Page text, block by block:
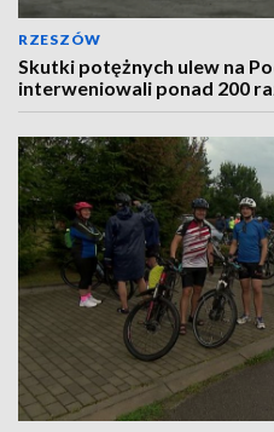
RZESZÓW
Skutki potężnych ulew na
interweniowali ponad 200